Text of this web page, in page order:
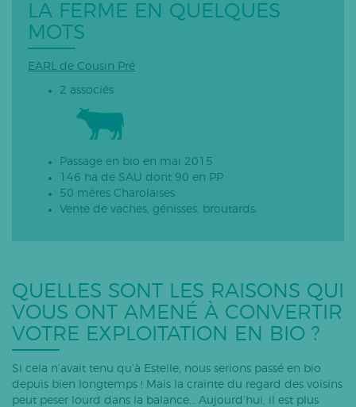
LA FERME EN QUELQUES
MOTS
EARL de Cousin Pré
2 associés
Passage en bio en mai 2015
146 ha de SAU dont 90 en PP
50 mères Charolaises
Vente de vaches, génisses, broutards.
QUELLES SONT LES RAISONS QUI
VOUS ONT AMENÉ À CONVERTIR
VOTRE EXPLOITATION EN BIO ?
Si cela n’avait tenu qu’à Estelle, nous serions passé en bio
depuis bien longtemps ! Mais la crainte du regard des voisins
peut peser lourd dans la balance… Aujourd’hui, il est plus